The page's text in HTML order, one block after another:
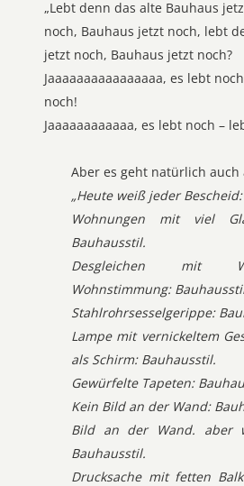
„Lebt denn das alte Bauhaus
noch, Bauhaus jetzt noch, lebt
jetzt noch, Bauhaus jetzt noch?
Jaaaaaaaaaaaaaaaa, es lebt
noch!
Jaaaaaaaaaaaa, es lebt noch –
Aber es geht natürlich auch
„Heute weiß jeder Bescheid:
Wohnungen mit viel
Bauhausstil.
Desgleichen mit
Wohnstimmung:
Stahlrohrsesselgerippe:
Lampe mit vernickeltem
als Schirm: Bauhausstil.
Gewürfelte Tapeten:
Kein Bild an der Wand:
Bild an der Wand. aber
Bauhausstil.
Drucksache mit fetten